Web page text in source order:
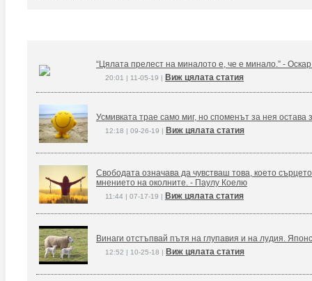
“Цялата прелест на миналото е, че е минало.” -
20:01 | 11-05-19 | Виж цялата статия
Усмивката трае само миг, но споменът за нея остава
12:18 | 09-26-19 | Виж цялата статия
Свободата означава да чувстваш това, което
мнението на околните. - Паулу Коелю
11:44 | 07-17-19 | Виж цялата статия
Винаги отстъпвай пътя на глупавия и на лудия.
12:52 | 10-25-18 | Виж цялата статия